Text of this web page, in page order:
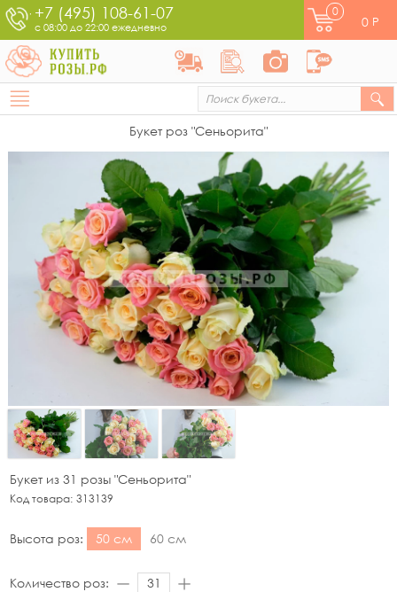
+7 (495) 108-61-07
с 08:00 до 22:00 ежедневно
0
0 Р
Букет роз "Сеньорита"
Букет из 31 розы "Сеньорита"
Код товара: 313139
Высота роз: 50 см 60 см
Количество роз: